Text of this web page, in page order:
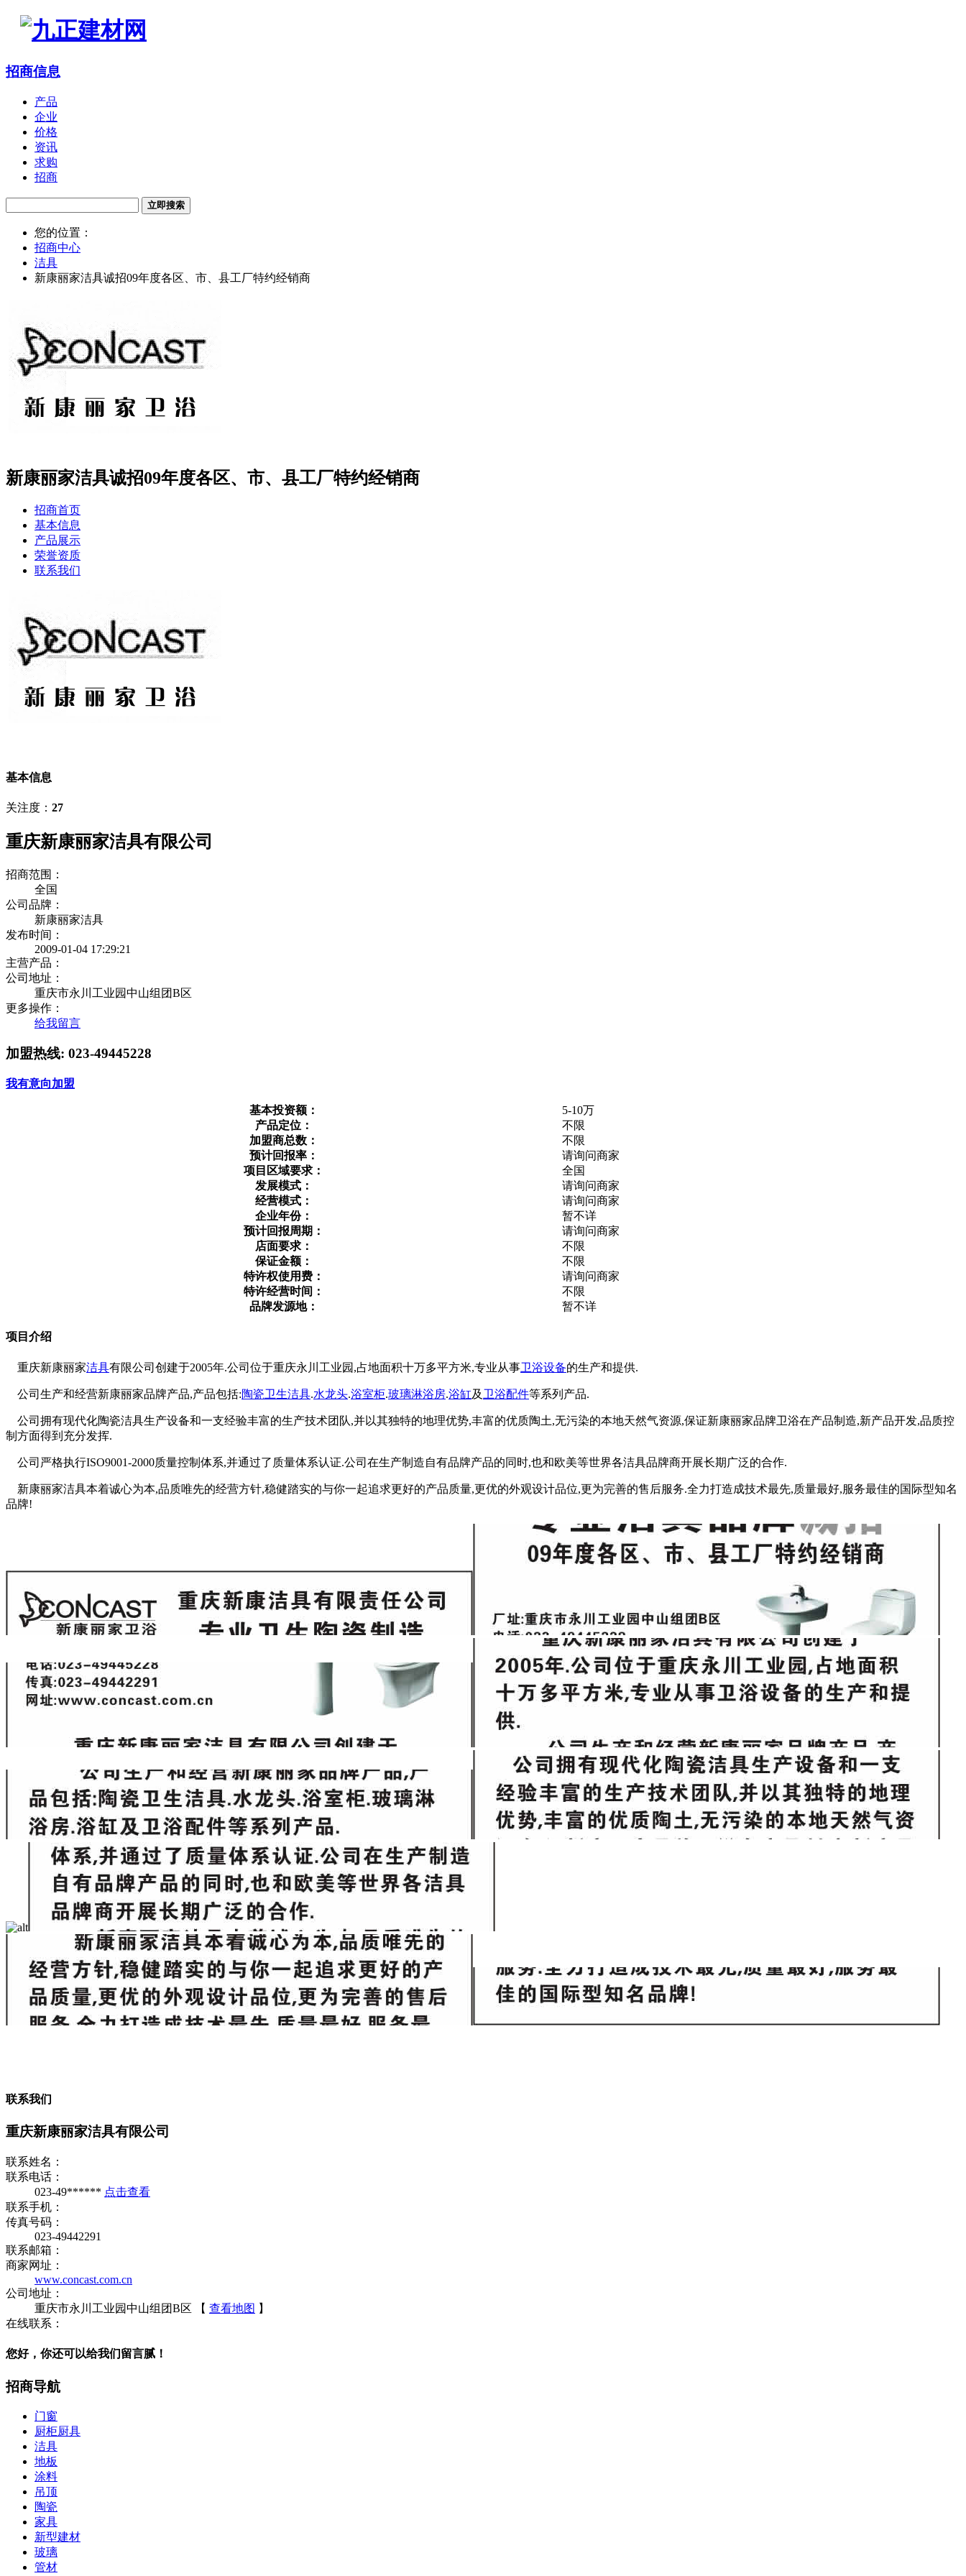
招商信息
产品
企业
价格
资讯
求购
招商
立即搜索
您的位置：
招商中心
洁具
新康丽家洁具诚招09年度各区、市、县工厂特约经销商
新康丽家洁具诚招09年度各区、市、县工厂特约经销商
招商首页
基本信息
产品展示
荣誉资质
联系我们
基本信息
关注度： 27
重庆新康丽家洁具有限公司
招商范围：
全国
公司品牌：
新康丽家洁具
发布时间：
2009-01-04 17:29:21
主营产品：
公司地址：
重庆市永川工业园中山组团B区
更多操作：
给我留言
加盟热线: 023-49445228
我有意向加盟
基本投资额：
5-10万
产品定位：
不限
加盟商总数：
不限
预计回报率：
请询问商家
项目区域要求：
全国
发展模式：
请询问商家
经营模式：
请询问商家
企业年份：
暂不详
预计回报周期：
请询问商家
店面要求：
不限
保证金额：
不限
特许权使用费：
请询问商家
特许经营时间：
不限
品牌发源地：
暂不详
项目介绍
重庆新康丽家洁具有限公司创建于2005年.公司位于重庆永川工业园,占地面积十万多平方米,专业从事卫浴设备的生产和提供.
公司生产和经营新康丽家品牌产品,产品包括:陶瓷卫生洁具.水龙头.浴室柜.玻璃淋浴房.浴缸及 卫浴配件等系列产品.
公司拥有现代化陶瓷洁具生产设备和一支经验丰富的生产技术团队,并以其独特的地理优势,丰富的优质陶土,无污染的本地天然气资源,保证新康丽家品牌卫浴在产品制造,新产品开发,品质控
制方面得到充分发挥.
公司严格执行ISO9001-2000质量控制体系,并通过了质量体系认证.公司在生产制造自有品牌产品的同时,也和欧美等世界各洁具品牌商开展长期广泛的合作.
新康丽家洁具本着诚心为本,品质唯先的经营方针,稳健踏实的与你一起追求更好的产品质量,更优的外观设计品位,更为完善的售后服务.全力打造成技术最先,质量最好,服务最佳的国际型知名
品牌!
联系我们
重庆新康丽家洁具有限公司
联系姓名：
联系电话：
023-49****** 点击查看
联系手机：
传真号码：
023-49442291
联系邮箱：
商家网址：
www.concast.com.cn
公司地址：
重庆市永川工业园中山组团B区 【 查看地图 】
在线联系：
您好，你还可以给我们留言腻！
招商导航
门窗
厨柜厨具
洁具
地板
涂料
吊顶
陶瓷
家具
新型建材
玻璃
管材